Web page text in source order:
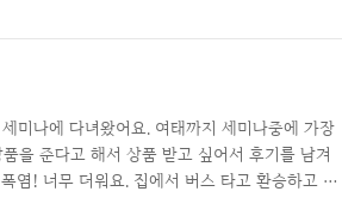
구매 후기 사양은 CPU 라이젠5 마티스 ..
미나에 다녀왔어요. 여태까지 세미나중에 가장
을 준다고 해서 상품 받고 싶어서 후기를 남겨
염! 너무 더워요. 집에서 버스 타고 환승하고 오